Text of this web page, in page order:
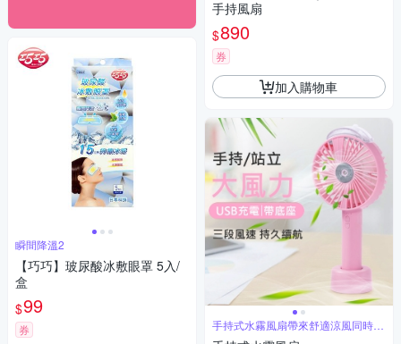
瞬間降溫2
【巧巧】玻尿酸冰敷眼罩 5入/
盒
$99
券
手持風扇
$890
券
加入購物車
手持式水霧風扇帶來舒適涼風同時為
您降溫